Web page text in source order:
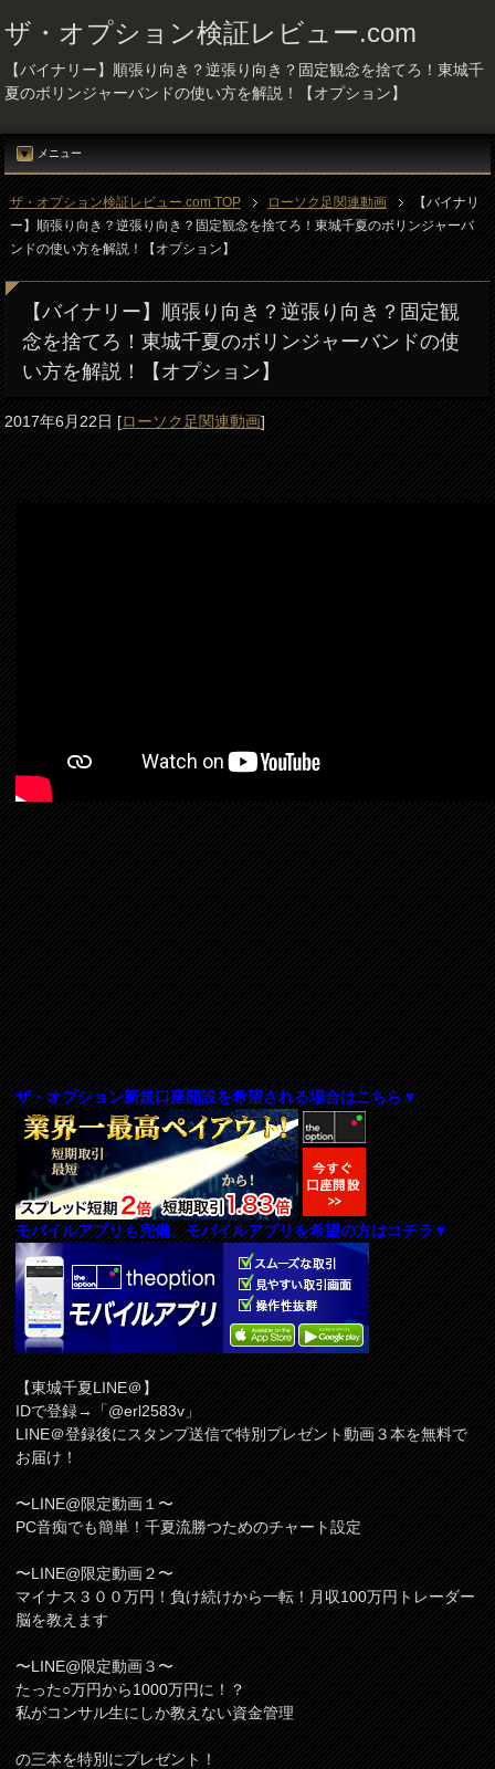
ザ・オプション検証レビュー.com
【バイナリー】順張り向き？逆張り向き？固定観念を捨てろ！東城千
夏のボリンジャーバンドの使い方を解説！【オプション】
メニュー
ザ・オプション検証レビュー.com TOP ローソク足関連動画
【バイナリ
ー】順張り向き？逆張り向き？固定観念を捨てろ！東城千夏のボリンジャーバ
ンドの使い方を解説！【オプション】
【バイナリー】順張り向き？逆張り向き？固定観
念を捨てろ！東城千夏のボリンジャーバンドの使
い方を解説！【オプション】
2017年6月22日[ローソク足関連動画]
ザ・オプション新規口座開設を希望される場合はこちら▼
モバイルアプリも完備、モバイルアプリを希望の方はコチラ▼
【東城千夏LINE＠】
IDで登録→「@erl2583v」
LINE＠登録後にスタンプ送信で特別プレゼント動画３本を無料で
お届け！
〜LINE@限定動画１〜
PC音痴でも簡単！千夏流勝つためのチャート設定
〜LINE@限定動画２〜
マイナス３００万円！負け続けから一転！月収100万円トレーダー
脳を教えます
〜LINE@限定動画３〜
たった○万円から1000万円に！？
私がコンサル生にしか教えない資金管理
の三本を特別にプレゼント！